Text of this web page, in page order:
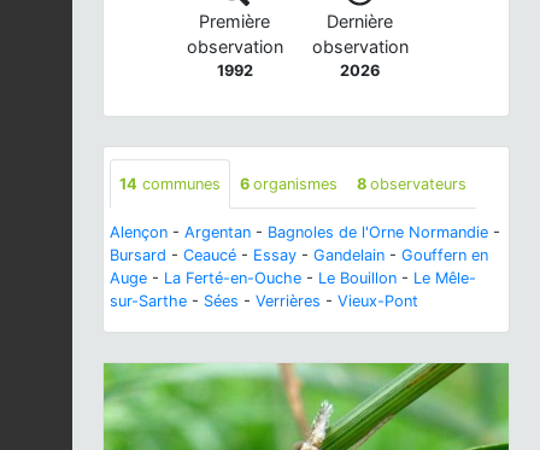
Première
observation
1992
Dernière
observation
2026
14 communes 6 organismes 8 observateurs
Alençon - Argentan - Bagnoles de l'Orne Normandie -
Bursard - Ceaucé - Essay - Gandelain - Gouffern en
Auge - La Ferté-en-Ouche - Le Bouillon - Le Mêle-
sur-Sarthe - Sées - Verrières - Vieux-Pont